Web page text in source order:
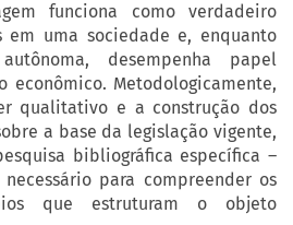
funciona como verdadeiro
em uma sociedade e, enquanto
desempenha papel
econômico. Metodologicamente,
qualitativo e a construção dos
a base da legislação vigente,
bibliográfica específica –
para compreender os
que estruturam o objeto